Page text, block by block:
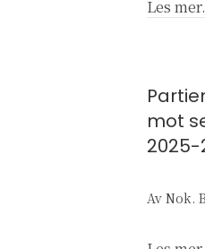
Les
mot
2025-
Av Nok.